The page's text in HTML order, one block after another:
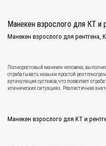
Манекен взрослого для КТ и
Манекен взрослого для рентгена,
Полноростовый манекен человека,
отрабатывать навыки простой
артикуляция суставов, что позволяет
клинических ситуациях. Реалистичная
Манекен взрослого для КТ и